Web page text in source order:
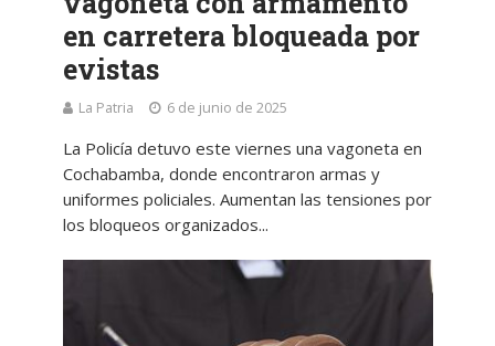
en carretera bloqueada por
evistas
La Patria 6 de junio de 2025
La Policía detuvo este viernes una vagoneta en
Cochabamba, donde encontraron armas y
uniformes policiales. Aumentan las tensiones por
los bloqueos organizados...